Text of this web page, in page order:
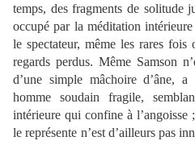
temps, des fragments de solitude
occupé par la méditation
le spectateur, même les rares
regards perdus. Même Samson
d’une simple mâchoire d’âne,
homme soudain fragile,
intérieure qui confine à l’angoisse
le représente n’est d’ailleurs pas